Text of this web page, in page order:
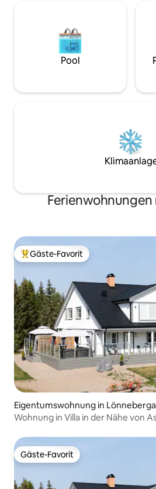
Pool
Ferienwohnungen
Beliebter Gäste-Favorit.
Gäste-Favorit
Eigentumswohnung in Lönneberga
Wohnung in Villa in der Nähe von
Gäste-Favorit
Gäste-Favorit